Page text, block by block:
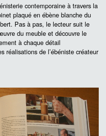
contemporaine à travers la
plaqué en ébène blanche du
Pas à pas, le lecteur suit le
du meuble et découvre le
à chaque détail
réalisations de l’ébéniste créateur
Actes_Sud-